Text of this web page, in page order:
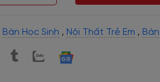
Bàn Học Sinh , Nội Thất Trẻ Em ,